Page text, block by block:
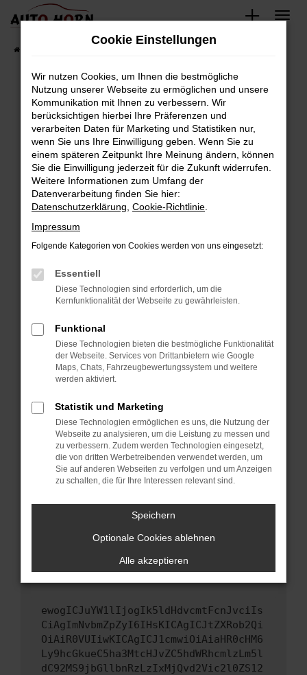
Zum
springen
Fahrzeugbestand
Fehler: Network Error
Beim Laden ist ein Fehler aufgetreten.
Hier sind ein paar Tipps, die dir helfen können:
Überprüfe deine Firewall und deine
Internetverbindung.
Laden andere Webseiten, zum Beispiel deine
Suchmaschine?
Prüfe deine Browsererweiterungen.
können das Laden bestimmter Seiten
verhindern. Funktioniert die Seite in einem
anderen Browser oder in einem privaten
Starte dein Gerät neu.
Das kann manchmal helfen, vorübergehende
Probleme zu beheben.
Betriebssystem auf dem neuesten Stand
sind.
Veraltete Software birgt nicht nur ein
Sicherheitsrisiko, sondern kann auch dazu
führen, dass bestimmte Funktionen nicht mehr
unterstützt werden.
Wende dich an den Webseitenbetreiber.
Wenn du alle oben genannten Schritte versucht
hast, kontaktiere uns bitte. Wir werden
versuchen, das Problem zu beheben. Du kannst
uns diesen Text schicken, um uns bei der
ewogICJuYW1lIjogIk5ldHdvcmtFcnJvciIs
CiAgImNvbmZpZyI6IHsKICAgICJtZXRob2Qi
OiAiR0VUIiwKICAgICJ1cmwiOiAiaHR0cHM6
Ly9hcGkueC5ha3MtcHJvZC5hdWRhcmlzLm5l
dC92MS9jbGllbnRzLzIxMjQvd2Vic2l0ZS12
Cookie Einstellungen
Wir nutzen Cookies, um Ihnen die bestmögliche
Nutzung unserer Webseite zu ermöglichen und unsere
Kommunikation mit Ihnen zu verbessern. Wir
berücksichtigen hierbei Ihre Präferenzen und
verarbeiten Daten für Marketing und Statistiken nur,
wenn Sie uns Ihre Einwilligung geben. Wenn Sie zu
einem späteren Zeitpunkt Ihre Meinung ändern, können
Sie die Einwilligung jederzeit für die Zukunft widerrufen.
Weitere Informationen zum Umfang der
Datenverarbeitung finden Sie hier:
Datenschutzerklärung Cookie-Richtlinie
Impressum
Folgende Kategorien von Cookies werden von uns eingesetzt:
Essentiell
Diese Technologien sind erforderlich, um die
Kernfunktionalität der Webseite zu gewährleisten.
Funktional
Diese Technologien bieten die bestmögliche Funktionalität
der Webseite. Services von Drittanbietern wie Google
Maps, Chats, Fahrzeugbewertungssystem und weitere
werden aktiviert.
Statistik und Marketing
Diese Technologien ermöglichen es uns, die Nutzung der
Webseite zu analysieren, um die Leistung zu messen und
zu verbessern. Zudem werden Technologien eingesetzt,
die von dritten Werbetreibenden verwendet werden, um
Sie auf anderen Webseiten zu verfolgen und um Anzeigen
zu schalten, die für Ihre Interessen relevant sind.
Speichern
Optionale Cookies ablehnen
Alle akzeptieren